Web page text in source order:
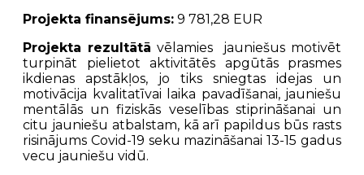
Projekta finansējums: 9 781,28 EUR
Projekta rezultātā vēlamies jauniešus motivēt
turpināt pielietot aktivitātēs apgūtās prasmes
ikdienas apstākļos, jo tiks sniegtas idejas un
motivācija kvalitatīvai laika pavadīšanai, jauniešu
mentālās un fiziskās veselības stiprināšanai un
citu jauniešu atbalstam, kā arī papildus būs rasts
risinājums Covid-19 seku mazināšanai 13-15 gadus
vecu jauniešu vidū.